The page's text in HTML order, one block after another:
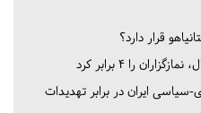
قرار دارد؟
سیاسی ایران در برابر تهدیدات